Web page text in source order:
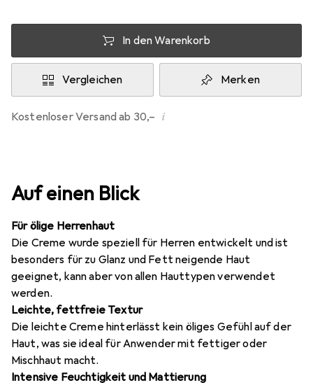
In den Warenkorb
Vergleichen Merken
Kostenloser Versand ab 30,– i
Auf einen Blick
Für ölige Herrenhaut
Die Creme wurde speziell für Herren entwickelt und ist
besonders für zu Glanz und Fett neigende Haut
geeignet, kann aber von allen Hauttypen verwendet
werden.
Leichte, fettfreie Textur
Die leichte Creme hinterlässt kein öliges Gefühl auf der
Haut, was sie ideal für Anwender mit fettiger oder
Mischhaut macht.
Intensive Feuchtigkeit und Mattierung